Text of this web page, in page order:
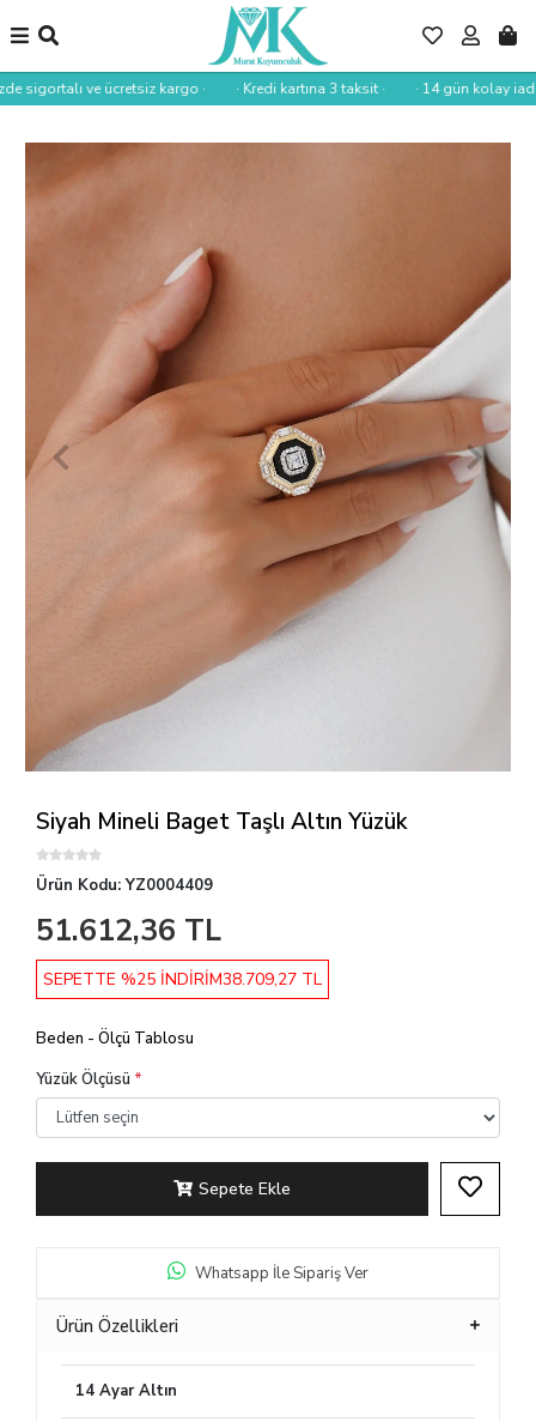
sigortalı ve ücretsiz kargo · · Kredi kartına 3 taksit · · 14 gün kolay iade
Siyah Mineli Baget Taşlı Altın Yüzük
Ürün Kodu:YZ0004409
51.612,36 TL
SEPETTE %25 İNDİRİM38.709,27 TL
Beden - Ölçü Tablosu
Yüzük Ölçüsü *
Sepete Ekle
Whatsapp İle Sipariş Ver
Ürün Özellikleri
14 Ayar Altın